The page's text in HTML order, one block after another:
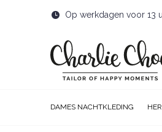
DAMES NACHTKLEDING
Op werkdagen voor 13